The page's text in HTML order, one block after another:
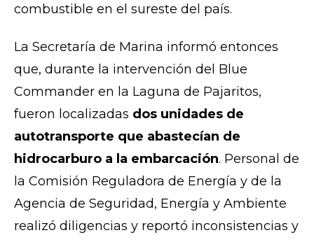
combustible en el sureste del país.
La Secretaría de Marina informó entonces
que, durante la intervención del Blue
Commander en la Laguna de Pajaritos,
fueron localizadas dos unidades de
autotransporte que abastecían de
hidrocarburo a la embarcación. Personal de
la Comisión Reguladora de Energía y de la
Agencia de Seguridad, Energía y Ambiente
realizó diligencias y reportó inconsistencias y